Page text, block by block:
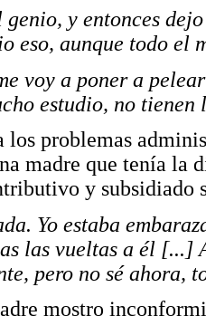
genio, y entonces
eso, aunque todo el
voy a poner a
estudio, no
los problemas
madre que tenía
y subsidiado
Yo estaba
las vueltas a él [...]
pero no sé ahora,
mostro